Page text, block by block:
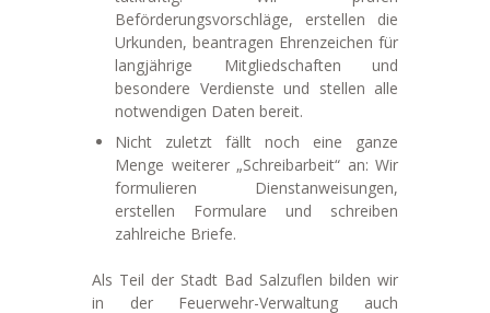
Beförderungsvorschläge, erstellen die
Urkunden, beantragen Ehrenzeichen für
langjährige Mitgliedschaften und
besondere Verdienste und stellen alle
notwendigen Daten bereit.
Nicht zuletzt fällt noch eine ganze
Menge weiterer „Schreibarbeit“ an: Wir
formulieren Dienstanweisungen,
erstellen Formulare und schreiben
zahlreiche Briefe.
Als Teil der Stadt Bad Salzuflen bilden wir
in der Feuerwehr-Verwaltung auch